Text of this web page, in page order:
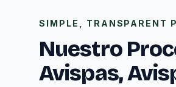
SIMPLE, TRANSPARENT
Nuestro
Avispas,